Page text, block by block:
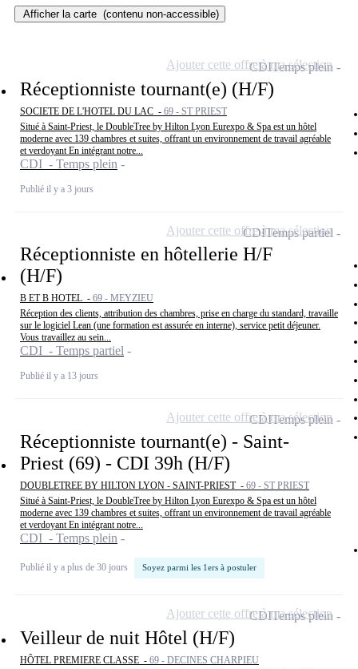
Afficher la carte (contenu non-accessible)
Réceptionniste tournant(e) (H/F)
SOCIETE DE L'HOTEL DU LAC - 69 - ST PRIEST
Situé à Saint-Priest, le DoubleTree by Hilton Lyon Eurexpo & Spa est un hôtel
moderne avec 139 chambres et suites, offrant un environnement de travail agréable
et verdoyant En intégrant notre...
CDI - Temps plein
Publié il y a 3 jours
CDITemps plein
Ajouter cette offre à ma sélection
Réceptionniste en hôtellerie H/F
(H/F)
B ET B HOTEL - 69 - MEYZIEU
Réception des clients, attribution des chambres, prise en charge du standard, travaille
sur le logiciel Lean (une formation est assurée en interne), service petit déjeuner.
Vous travaillez au sein...
CDI - Temps partiel
Publié il y a 13 jours
CDITemps partiel
Ajouter cette offre à ma sélection
Réceptionniste tournant(e) - Saint-
Priest (69) - CDI 39h (H/F)
DOUBLETREE BY HILTON LYON - SAINT-PRIEST - 69 - ST PRIEST
Situé à Saint-Priest, le DoubleTree by Hilton Lyon Eurexpo & Spa est un hôtel
moderne avec 139 chambres et suites, offrant un environnement de travail agréable
et verdoyant En intégrant notre...
CDI - Temps plein
Publié il y a plus de 30 jours Soyez parmi les 1ers à postuler
CDITemps plein
Ajouter cette offre à ma sélection
Veilleur de nuit Hôtel (H/F)
HÔTEL PREMIERE CLASSE - 69 - DECINES CHARPIEU
CDITemps plein
Ajouter cette offre à ma sélection